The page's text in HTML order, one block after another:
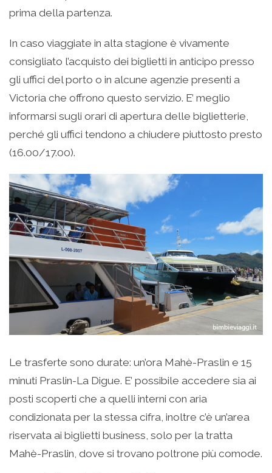
prima della partenza.
In caso viaggiate in alta stagione è vivamente
consigliato l’acquisto dei biglietti in anticipo presso
gli uffici del porto o in alcune agenzie presenti a
Victoria che offrono questo servizio. E’ meglio
informarsi sugli orari di apertura delle biglietterie,
perché gli uffici tendono a chiudere piuttosto presto
(16.00/17.00).
Le trasferte sono durate: un’ora Mahè-Praslin e 15
minuti Praslin-La Digue. E’ possibile accedere sia ai
posti scoperti che a quelli interni con aria
condizionata per la stessa cifra, inoltre c’è un’area
riservata ai biglietti business, solo per la tratta
Mahè-Praslin, dove si trovano poltrone più comode.